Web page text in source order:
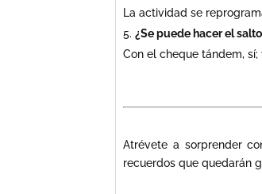
La actividad se
¿Se puede hacer el
Con el cheque tándem,
Atrévete a sorprender
recuerdos que quedarán